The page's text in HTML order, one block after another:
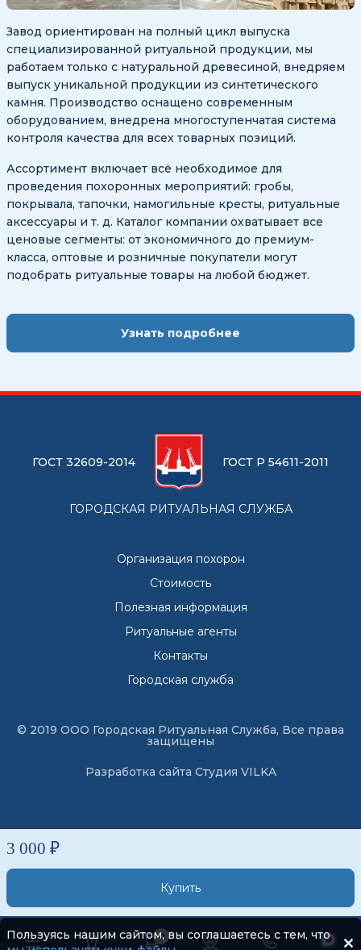
3 000 ₽
Купить
Завод ориентирован на полный цикл выпуска
специализированной ритуальной продукции, мы
работаем только с натуральной древесиной, внедряем
выпуск уникальной продукции из синтетического
камня. Производство оснащено современным
оборудованием, внедрена многоступенчатая система
контроля качества для всех товарных позиций.
Ассортимент включает всё необходимое для
проведения похоронных мероприятий: гробы,
покрывала, тапочки, намогильные кресты, ритуальные
аксессуары и т. д. Каталог компании охватывает все
ценовые сегменты: от экономичного до премиум-
класса, оптовые и розничные покупатели могут
подобрать ритуальные товары на любой бюджет.
Узнать подробнее
ГОСТ 32609-2014 ГОСТ Р 54611-2011
ГОРОДСКАЯ РИТУАЛЬНАЯ СЛУЖБА
Организация похорон
Стоимость
Полезная информация
Ритуальные агенты
Контакты
Городская служба
© 2019 ООО Городская Ритуальная Служба, Все права
защищены
Разработка сайта Студия VILKA
0
Пользуясь нашим сайтом, вы соглашаетесь с тем, что